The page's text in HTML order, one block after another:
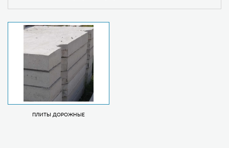
ПЛИТЫ ДОРОЖНЫЕ